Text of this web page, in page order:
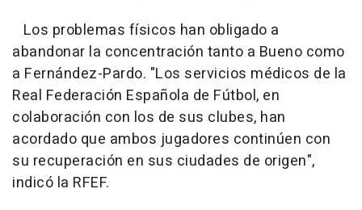
Los problemas físicos han obligado a
abandonar la concentración tanto a Bueno como
a Fernández-Pardo. "Los servicios médicos de la
Real Federación Española de Fútbol, en
colaboración con los de sus clubes, han
acordado que ambos jugadores continúen con
su recuperación en sus ciudades de origen",
indicó la RFEF.